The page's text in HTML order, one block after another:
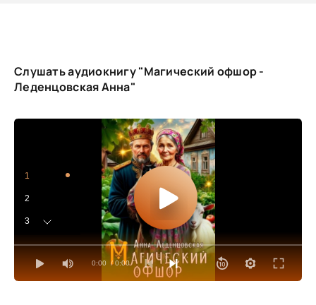
Слушать аудиокнигу "Магический офшор -
Леденцовская Анна"
0:00 / 0:00
1
2
3
4